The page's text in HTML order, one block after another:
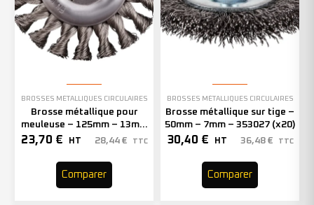
BROSSES MÉTALLIQUES CIRCULAIRES
Brosse métallique pour
meuleuse – 125mm – 13mm
– 353006 (x1)
23,70 € HT 28,44 € TTC
Comparer
BROSSES MÉTALLIQUES CIRCULAIRES
Brosse métallique sur tige –
50mm – 7mm – 353027 (x20)
30,40 € HT 36,48 € TTC
Comparer